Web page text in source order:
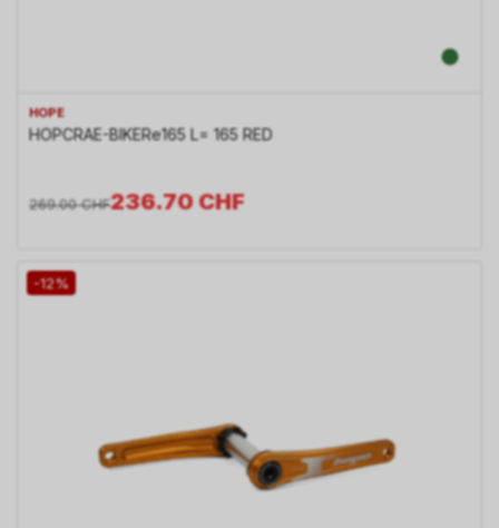
HOPE
HOPCRAE-BIKERe165 L= 165 RED
236.70CHF
269.00 CHF
-12%